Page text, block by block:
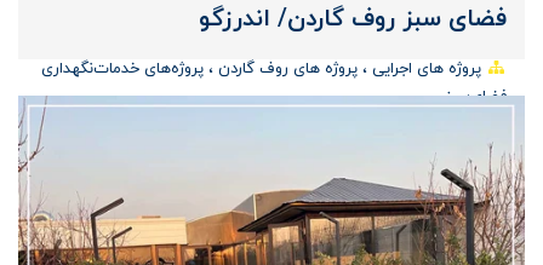
فضای سبز روف گاردن/ اندرزگو
پروژه های اجرایی پروژه های روف گاردن
پروژه‌های خدمات‌نگهداری
فضای‌سبز